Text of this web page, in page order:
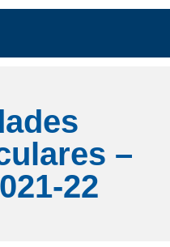
–
22